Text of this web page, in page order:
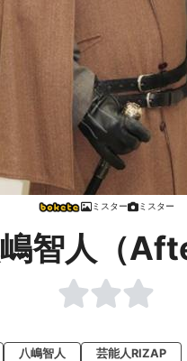
ミスター ミスター
智人（
八嶋智人 芸能人RIZAP